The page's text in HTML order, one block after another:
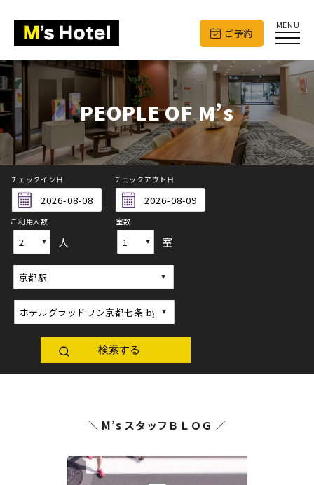
ご予約
MENU
PEOPLE OF M’s
チェックイン日 チェックアウト日
ご利用人数
人
室数
室
検索する
＼ M’s スタッフＢＬＯＧ ／